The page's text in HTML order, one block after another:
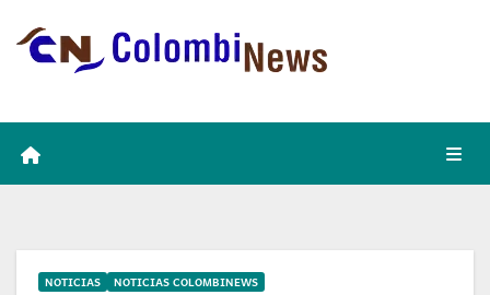
NOTICIAS NOTICIAS COLOMBINEWS